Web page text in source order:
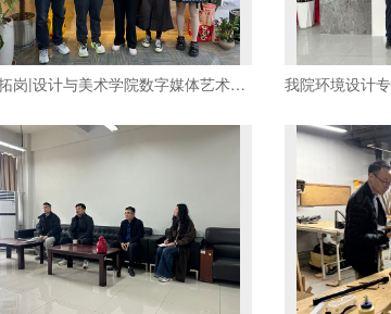
访企拓岗|设计与美术学院数字媒体艺术系走进杭州数字章鱼